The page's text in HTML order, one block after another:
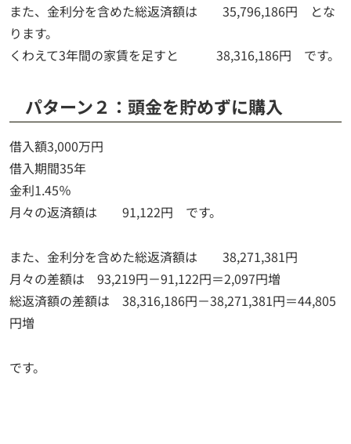
また、金利分を含めた総返済額は 35,796,186円 とな
ります。
くわえて3年間の家賃を足すと 38,316,186円 です。
パターン２：頭金を貯めずに購入
借入額3,000万円
借入期間35年
金利1.45％
月々の返済額は 91,122円 です。
また、金利分を含めた総返済額は 38,271,381円
月々の差額は 93,219円－91,122円＝2,097円増
総返済額の差額は 38,316,186円－38,271,381円＝44,805
円増
です。